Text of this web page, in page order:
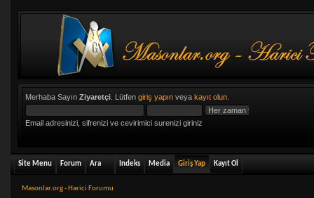
Merhaba Sayın Ziyaretçi. Lütfen giriş yapınveya kayıt olun.
Email adresinizi, sifrenizi ve cevirimici surenizi giriniz
Site Menu Forum Ara Indeks Media Giriş Yap Kayıt Ol
Masonlar.org - Harici Forumu